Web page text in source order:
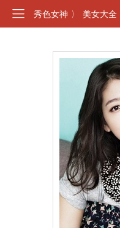
秀色女神 〉 美女大全